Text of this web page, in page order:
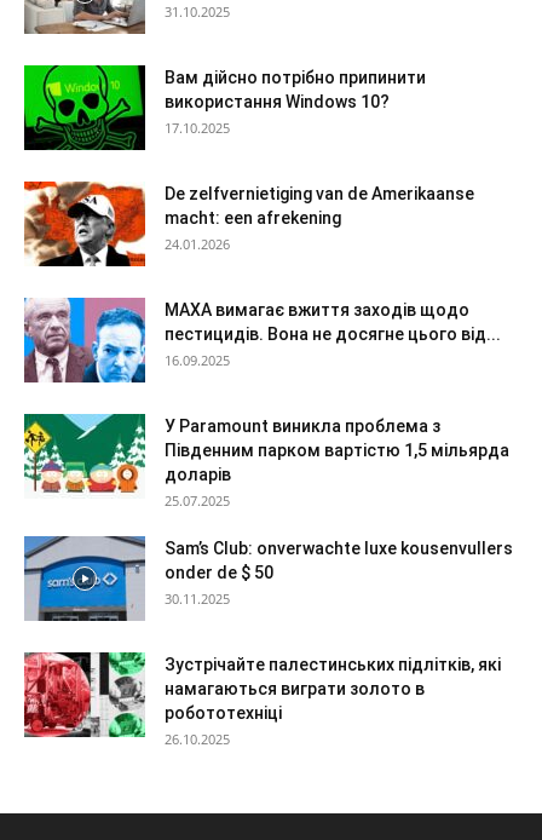
31.10.2025
Вам дійсно потрібно припинити
використання Windows 10?
17.10.2025
De zelfvernietiging van de Amerikaanse
macht: een afrekening
24.01.2026
МАХА вимагає вжиття заходів щодо
пестицидів. Вона не досягне цього від...
16.09.2025
У Paramount виникла проблема з
Південним парком вартістю 1,5 мільярда
доларів
25.07.2025
Sam’s Club: onverwachte luxe kousenvullers
onder de $ 50
30.11.2025
Зустрічайте палестинських підлітків, які
намагаються виграти золото в
робототехніці
26.10.2025